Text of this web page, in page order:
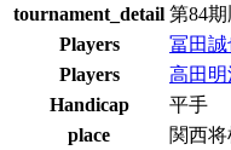
tournament_detail 第84
Players
冨田
Players
高田
Handicap
平手
place
関西